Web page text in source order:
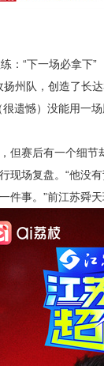
：“下一场必拿下”
扬州队，创造了长
遗憾）没能用一
但赛后有一个细
现场复盘。 “他没
件事。”前江苏舜天